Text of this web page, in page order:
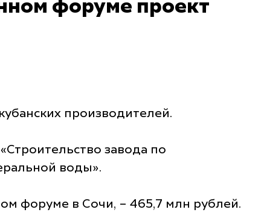
форуме проект
производителей.
завода по
воды».
форуме в Сочи, – 465,7 млн рублей.